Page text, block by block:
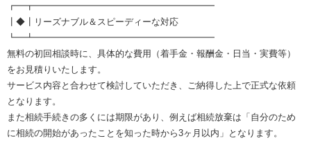
┏━┳━━━━━━━━━━━━━━━━━━━━
┃◆┃リーズナブル＆スピーディーな対応
┗━┻━━━━━━━━━━━━━━━━━━━━
無料の初回相談時に、具体的な費用（着手金・報酬金・日当・実費等）
をお見積りいたします。
サービス内容と合わせて検討していただき、ご納得した上で正式な依頼
となります。
また相続手続きの多くには期限があり、例えば相続放棄は「自分のため
に相続の開始があったことを知った時から3ヶ月以内」となります。